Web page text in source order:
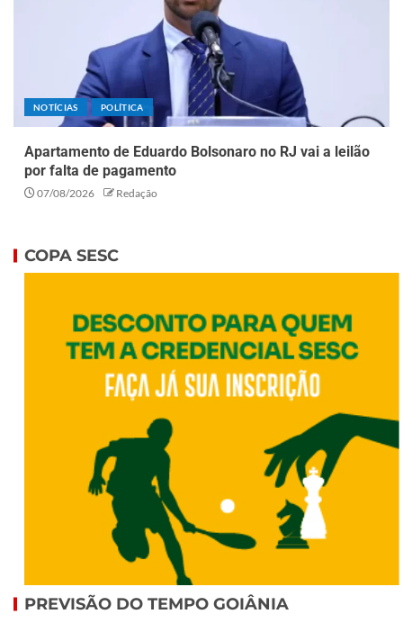
NOTÍCIAS POLÍTICA
Apartamento de Eduardo Bolsonaro no RJ vai a leilão
por falta de pagamento
07/08/2026 Redação
COPA SESC
PREVISÃO DO TEMPO GOIÂNIA